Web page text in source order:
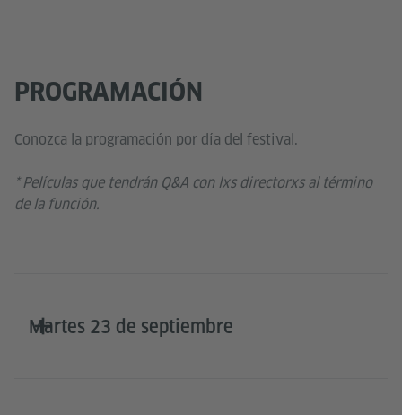
PROGRAMACIÓN
Conozca la programación por día del festival.
* Películas que tendrán Q&A con lxs directorxs al término
de la función.
Martes 23 de septiembre